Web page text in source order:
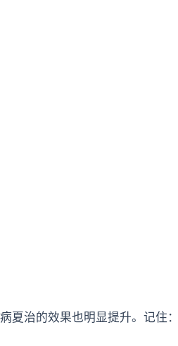
夏治的效果也明显提升。记住：